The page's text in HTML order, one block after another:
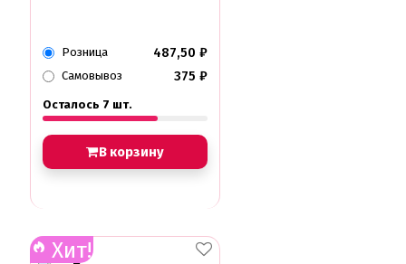
Розница 487,50 ₽
Самовывоз 375 ₽
Осталось 7 шт.
В корзину
Хит!